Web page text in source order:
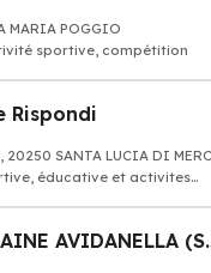
MARIA POGGIO
sportive, compétition
Rispondi
SANTA LUCIA DI
éducative et activites